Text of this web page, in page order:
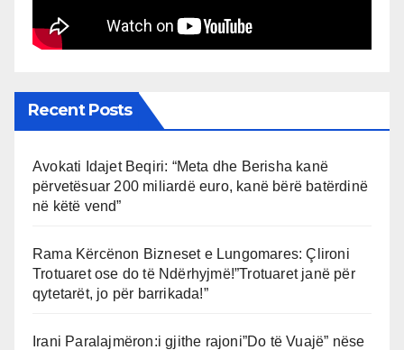
Recent Posts
Avokati Idajet Beqiri: “Meta dhe Berisha kanë
përvetësuar 200 miliardë euro, kanë bërë batërdinë
në këtë vend”
Rama Kërcënon Bizneset e Lungomares: Çlironi
Trotuaret ose do të Ndërhyjmë!”Trotuaret janë për
qytetarët, jo për barrikada!”
Irani Paralajmëron:i gjithe rajoni”Do të Vuajë” nëse